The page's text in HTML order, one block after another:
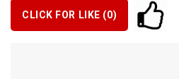
CLICK FOR LIKE (0)